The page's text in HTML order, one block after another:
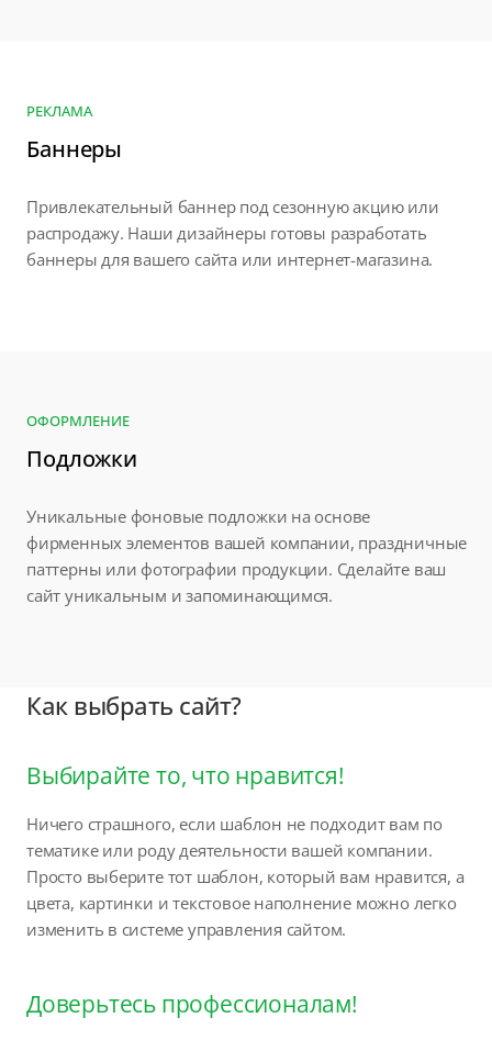
РЕКЛАМА
Баннеры
Привлекательный баннер под сезонную акцию или
распродажу. Наши дизайнеры готовы разработать
баннеры для вашего сайта или интернет-магазина.
ОФОРМЛЕНИЕ
Подложки
Уникальные фоновые подложки на основе
фирменных элементов вашей компании, праздничные
паттерны или фотографии продукции. Сделайте ваш
сайт уникальным и запоминающимся.
Как выбрать сайт?
Выбирайте то, что нравится!
Ничего страшного, если шаблон не подходит вам по
тематике или роду деятельности вашей компании.
Просто выберите тот шаблон, который вам нравится, а
цвета, картинки и текстовое наполнение можно легко
изменить в системе управления сайтом.
Доверьтесь профессионалам!